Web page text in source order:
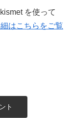
を使って
はこちらをご覧
ト